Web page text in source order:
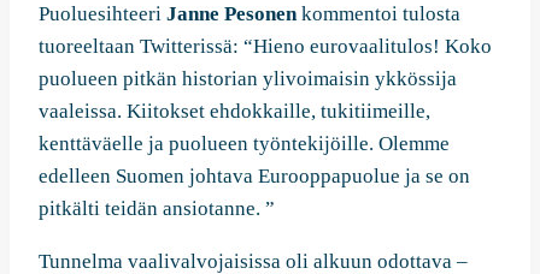
Puoluesihteeri Janne Pesonen kommentoi tulosta
tuoreeltaan Twitterissä: “Hieno eurovaalitulos! Koko
puolueen pitkän historian ylivoimaisin ykkössija
vaaleissa. Kiitokset ehdokkaille, tukitiimeille,
kenttäväelle ja puolueen työntekijöille. Olemme
edelleen Suomen johtava Eurooppapuolue ja se on
pitkälti teidän ansiotanne. ”
Tunnelma vaalivalvojaisissa oli alkuun odottava –